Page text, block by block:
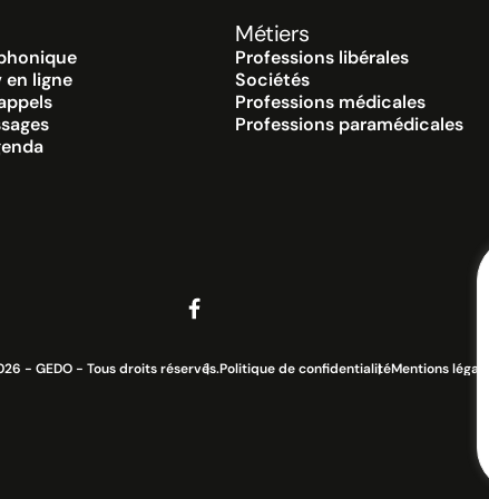
en ligne
Métiers
Professions libérales
Sociétés
Professions médicales
Professions paramédicales
- GEDO - Tous droits réservés.Politique de confidentialitéMentions légales